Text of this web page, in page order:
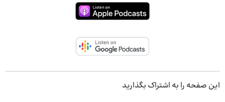
این صفحه را به اشتراک بگذارید